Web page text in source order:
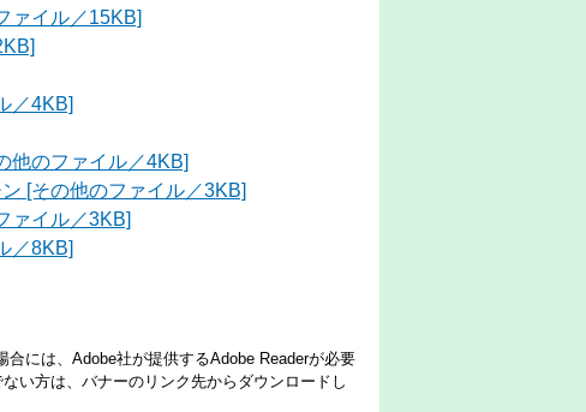
ァイル／15KB]
／4KB]
他のファイル／4KB]
[その他のファイル／3KB]
ァイル／3KB]
／8KB]
合には、Adobe社が提供するAdobe Readerが必要
い方は、バナーのリンク先からダウンロードし